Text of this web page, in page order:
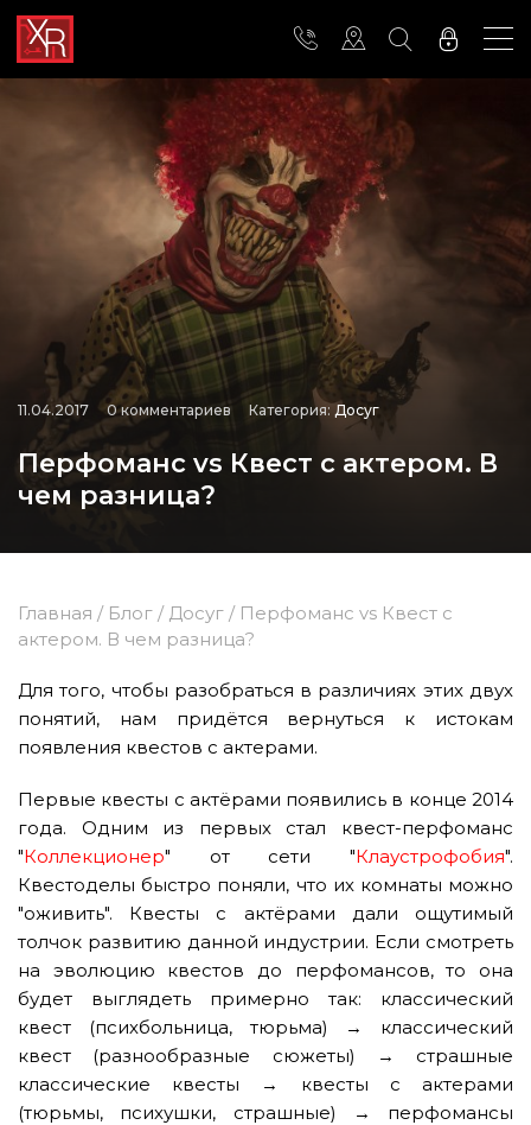
11.04.2017 0 комментариев Категория: Досуг
Перфоманс vs Квест с актером. В
чем разница?
Главная / Блог / Досуг / Перфоманс vs Квест с
актером. В чем разница?
Для того, чтобы разобраться в различиях этих двух
понятий, нам придётся вернуться к истокам
появления квестов с актерами.
Первые квесты с актёрами появились в конце 2014
года. Одним из первых стал квест-перфоманс
"Коллекционер" от сети "Клаустрофобия".
Квестоделы быстро поняли, что их комнаты можно
"оживить". Квесты с актёрами дали ощутимый
толчок развитию данной индустрии. Если смотреть
на эволюцию квестов до перфомансов, то она
будет выглядеть примерно так: классический
квест (психбольница, тюрьма) → классический
квест (разнообразные сюжеты) → страшные
классические квесты → квесты с актерами
(тюрьмы, психушки, страшные) → перфомансы